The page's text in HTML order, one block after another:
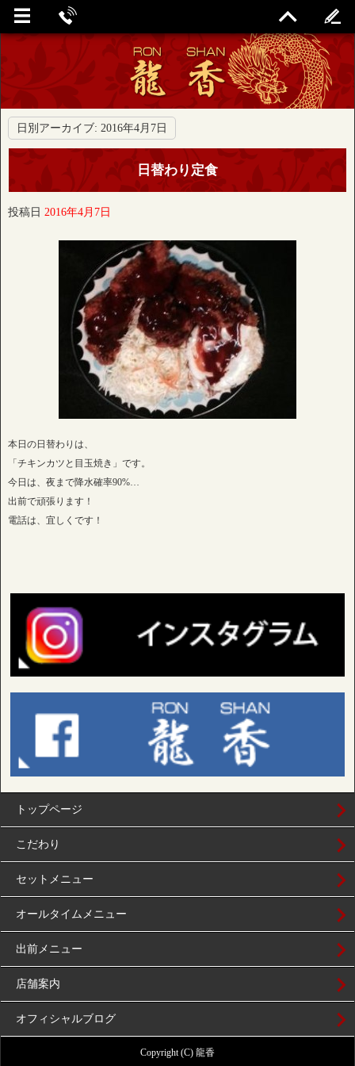
日別アーカイブ: 2016年4月7日
日替わり定食
投稿日 2016年4月7日
本日の日替わりは、
「チキンカツと目玉焼き」です。
今日は、夜まで降水確率90%…
出前で頑張ります！
電話は、宜しくです！
トップページ
こだわり
セットメニュー
オールタイムメニュー
出前メニュー
店舗案内
オフィシャルブログ
Copyright (C) 龍香